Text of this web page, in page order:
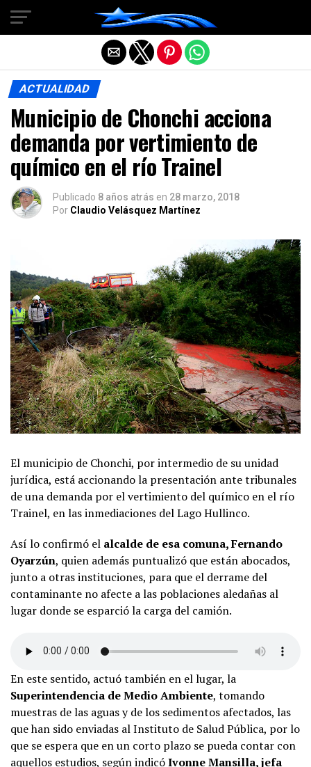
ACTUALIDAD
Municipio de Chonchi acciona
demanda por vertimiento de
químico en el río Trainel
Publicado 8 años atrás en 28 marzo, 2018
Por Claudio Velásquez Martínez
El municipio de Chonchi, por intermedio de su unidad
jurídica, está accionando la presentación ante tribunales
de una demanda por el vertimiento del químico en el río
Trainel, en las inmediaciones del Lago Hullinco.
Así lo confirmó el alcalde de esa comuna, Fernando
Oyarzún, quien además puntualizó que están abocados,
junto a otras instituciones, para que el derrame del
contaminante no afecte a las poblaciones aledañas al
lugar donde se esparció la carga del camión.
En este sentido, actuó también en el lugar, la
Superintendencia de Medio Ambiente, tomando
muestras de las aguas y de los sedimentos afectados, las
que han sido enviadas al Instituto de Salud Pública, por lo
que se espera que en un corto plazo se pueda contar con
aquellos estudios, según indicóIvonne Mansilla, jefa
Salir de la versión móvil